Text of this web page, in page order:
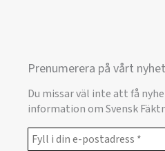
Prenumerera på vårt
Du missar väl inte att få
information om Svensk